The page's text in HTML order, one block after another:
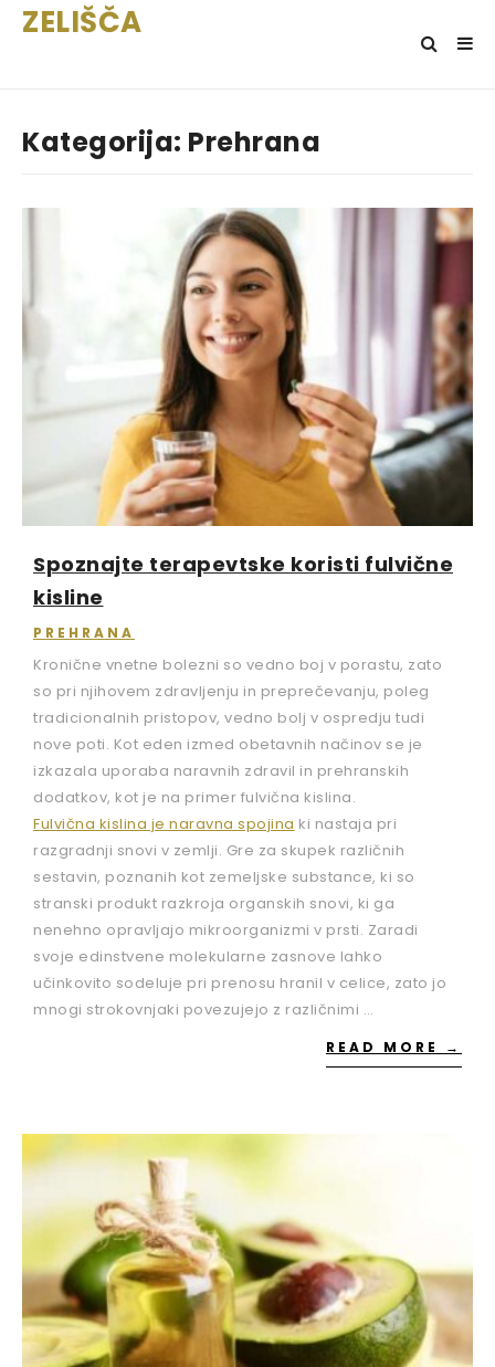
ZELIŠČA
Kategorija: Prehrana
Spoznajte terapevtske koristi fulvične
kisline
PREHRANA
Kronične vnetne bolezni so vedno boj v porastu, zato
so pri njihovem zdravljenju in preprečevanju, poleg
tradicionalnih pristopov, vedno bolj v ospredju tudi
nove poti. Kot eden izmed obetavnih načinov se je
izkazala uporaba naravnih zdravil in prehranskih
dodatkov, kot je na primer fulvična kislina.
Fulvična kislina je naravna spojina ki nastaja pri
razgradnji snovi v zemlji. Gre za skupek različnih
sestavin, poznanih kot zemeljske substance, ki so
stranski produkt razkroja organskih snovi, ki ga
nenehno opravljajo mikroorganizmi v prsti. Zaradi
svoje edinstvene molekularne zasnove lahko
učinkovito sodeluje pri prenosu hranil v celice, zato jo
mnogi strokovnjaki povezujejo z različnimi …
READ MORE →